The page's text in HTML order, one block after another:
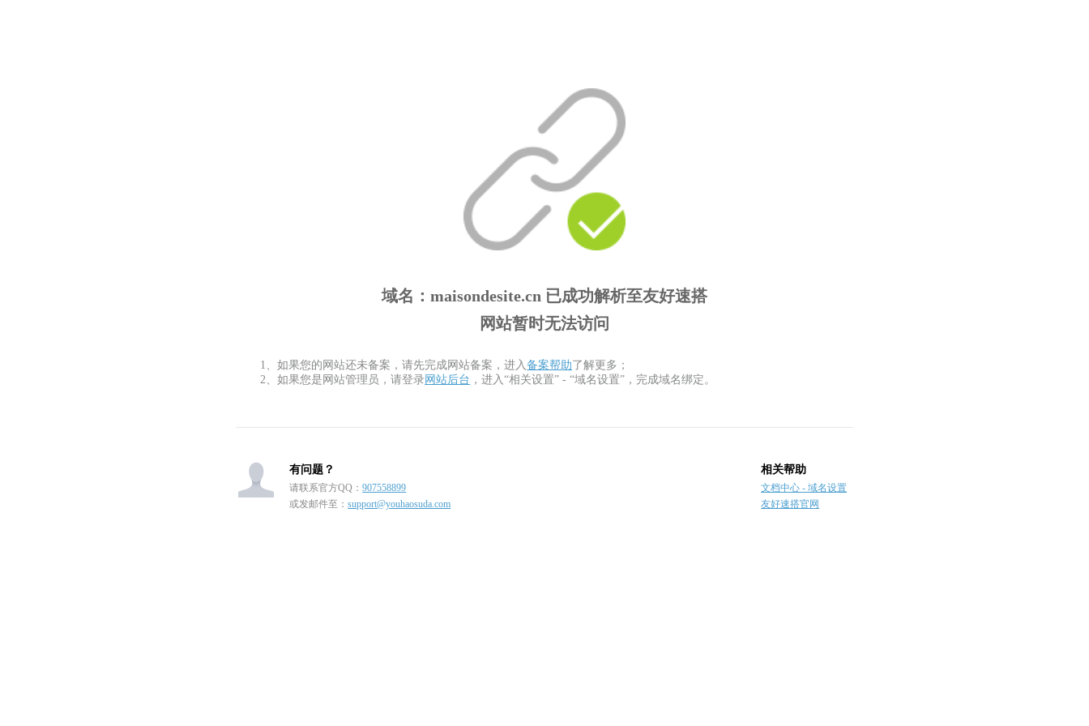
域名 ：maisondesite.cn 已成功解析至友好速搭
网站暂时无法访问
1、如果您的网站还未备案，请先完成网站备案，进入备案帮助了解更多；
2、如果您是网站管理员，请登录网站后台 ，进入“相关设置” - “域名设置”，完成域名绑定。
有问题？
请联系官方QQ：907558899
或发邮件至：support@youhaosuda.com
相关帮助
文档中心 - 域名设置
友好速搭官网